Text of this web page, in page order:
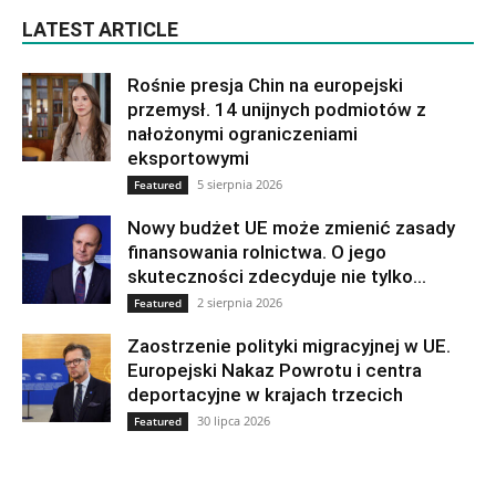
LATEST ARTICLE
Rośnie presja Chin na europejski
przemysł. 14 unijnych podmiotów z
nałożonymi ograniczeniami
eksportowymi
Featured 5 sierpnia 2026
Nowy budżet UE może zmienić zasady
finansowania rolnictwa. O jego
skuteczności zdecyduje nie tylko...
Featured 2 sierpnia 2026
Zaostrzenie polityki migracyjnej w UE.
Europejski Nakaz Powrotu i centra
deportacyjne w krajach trzecich
Featured 30 lipca 2026